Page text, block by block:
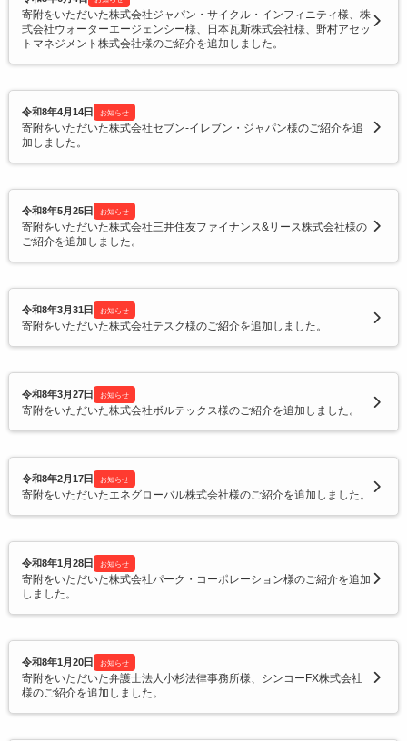
寄附をいただいた株式会社ジャパン・サイクル・インフィニティ様、株
式会社ウォーターエージェンシー様、日本瓦斯株式会社様、野村アセッ
トマネジメント株式会社様のご紹介を追加しました。
令和8年4月14日 お知らせ
寄附をいただいた株式会社セブン‐イレブン・ジャパン様のご紹介を追
加しました。
令和8年5月25日 お知らせ
寄附をいただいた株式会社三井住友ファイナンス&リース株式会社様の
ご紹介を追加しました。
令和8年3月31日 お知らせ
寄附をいただいた株式会社テスク様のご紹介を追加しました。
令和8年3月27日 お知らせ
寄附をいただいた株式会社ボルテックス様のご紹介を追加しました。
令和8年2月17日 お知らせ
寄附をいただいたエネグローバル株式会社様のご紹介を追加しました。
令和8年1月28日 お知らせ
寄附をいただいた株式会社パーク・コーポレーション様のご紹介を追加
しました。
令和8年1月20日 お知らせ
寄附をいただいた弁護士法人小杉法律事務所様、シンコーFX株式会社
様のご紹介を追加しました。